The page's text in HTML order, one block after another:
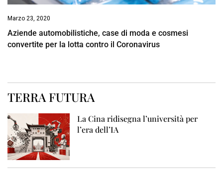
Marzo 23, 2020
Aziende automobilistiche, case di moda e cosmesi
convertite per la lotta contro il Coronavirus
TERRA FUTURA
La Cina ridisegna l’università per
l’era dell’IA